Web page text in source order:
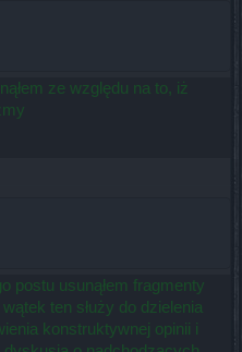
ze względu na to, iż
postu usunąłem fragmenty
ten służy do dzielenia
konstruktywnej opinii i